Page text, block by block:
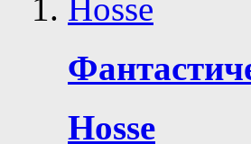
Hosse